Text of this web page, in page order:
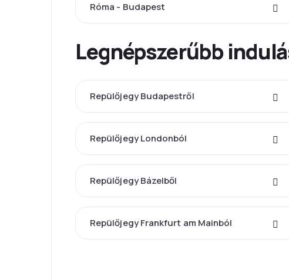
Róma - Budapest
Legnépszerűbb
Repülőjegy Budapestről
Repülőjegy Londonból
Repülőjegy Bázelből
Repülőjegy Frankfurt am Mainból